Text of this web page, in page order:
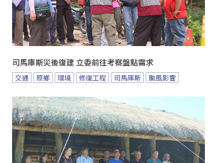
司馬庫斯災後復建 立委前往考察盤點需求
交通 原鄉 環境 修復工程 司馬庫斯 颱風影響